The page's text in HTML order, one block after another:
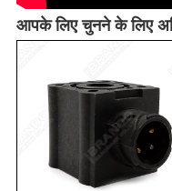
आपके लिए चुनने के लिए